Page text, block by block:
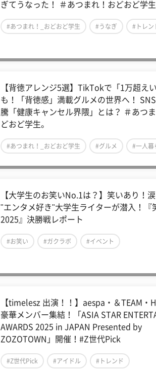
ぎてうなった！ ＃あつまれ！おどおど学生
#あつまれ！_おどおど学生 #うなぎ #トレン
【背徳アレンジ5選】TikTokで「1万超えい
も！「背徳感」満載グルメの世界へ！
騰「健康キャンセル界隈」とは？ ＃あつ
どおど学生。
#あつまれ！_おどおど学生 #グルメ #一人暮
【大学生のお笑いNo.1は？】笑いあり！
"エンタメ好き"大学生ライターが潜入！『
2025』決勝戦レポート
#お笑い #ガクラボ #イベント
【timelesz 出演！！】aespa・＆TEAM・
豪華メンバー集結！「ASIA STAR
AWARDS 2025 in JAPAN Presented by
ZOZOTOWN」開催！#Z世代Pick
#Z世代Pick #アイドル #トレンド